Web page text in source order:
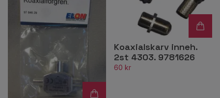
Koaxialskarv inneh.
2st 4303. 9781626
60 kr